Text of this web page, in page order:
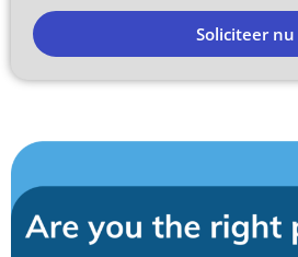
Soliciteer nu